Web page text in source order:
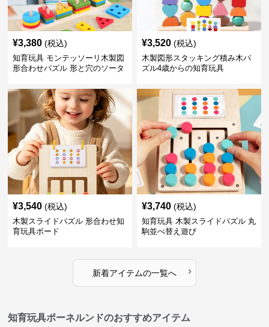
¥3,380 (税込)
知育玩具 モンテッソーリ木製図
形合わせパズル 形と穴のソータ
¥3,520 (税込)
木製図形スタッキング積み木パ
ズル4歳からの知育玩具
¥3,540 (税込)
木製スライドパズル 形合わせ知
育玩具ボード
¥3,740 (税込)
知育玩具 木製スライドパズル 丸
駒並べ替え遊び
新着アイテムの一覧へ ›
知育玩具ポーネルンドのおすすめアイテム